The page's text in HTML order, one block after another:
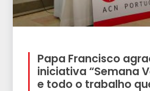
Papa Francisco
iniciativa “Semana
e todo o trabalho